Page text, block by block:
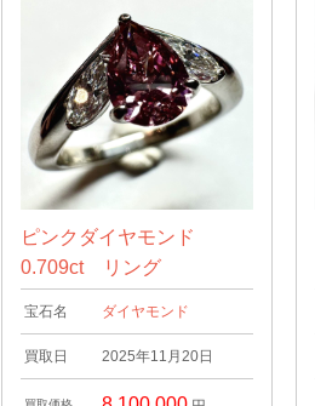
ピンクダイヤモンド
0.709ct リング
宝石名 ダイヤモンド
買取日 2025年11月20日